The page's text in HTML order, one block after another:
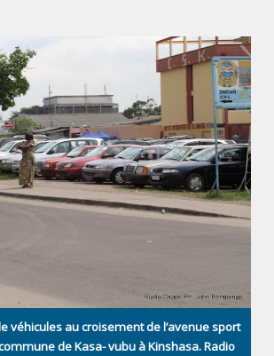
véhicules au croisement de l’avenue sport
de Kasa- vubu à Kinshasa. Radio